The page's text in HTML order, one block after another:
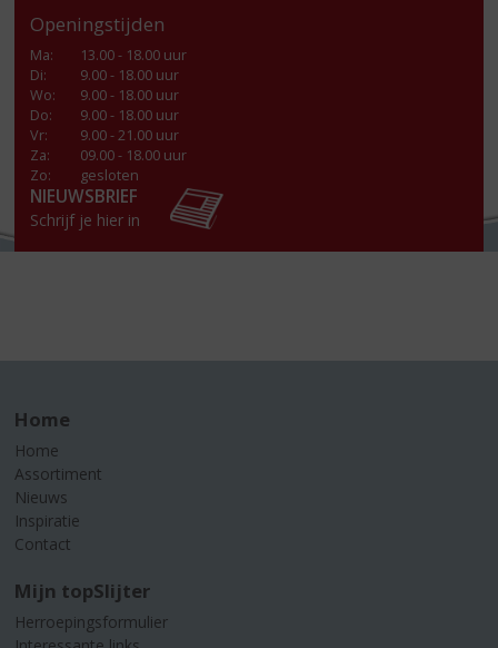
Openingstijden
Ma:
13.00 - 18.00 uur
Di:
9.00 - 18.00 uur
Wo:
9.00 - 18.00 uur
Do:
9.00 - 18.00 uur
Vr:
9.00 - 21.00 uur
Za:
09.00 - 18.00 uur
Zo:
gesloten
NIEUWSBRIEF
Schrijf je hier in
Home
Home
Assortiment
Nieuws
Inspiratie
Contact
Mijn topSlijter
Herroepingsformulier